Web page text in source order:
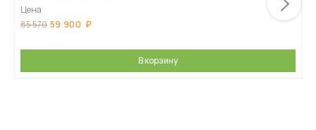
Цена
85 570 59 900
В корзину